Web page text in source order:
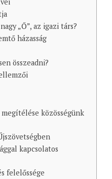
„Ő”, az igazi társ?
házasság
összeadni?
megítélése közösségünk
kapcsolatos
felelőssége